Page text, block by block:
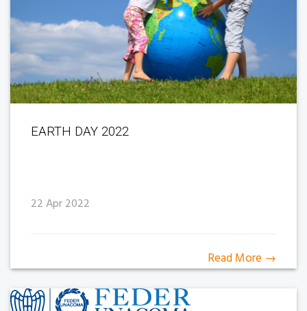
EARTH DAY 2022
22 Apr 2022
Read More →